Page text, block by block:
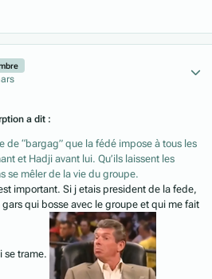
a dit :
de “bargag” que la fédé impose à tous les
et Hadji avant lui. Qu’ils laissent les
se mêler de la vie du groupe.
important. Si j etais president de la fede,
qui bosse avec le groupe et qui me fait
se trame.